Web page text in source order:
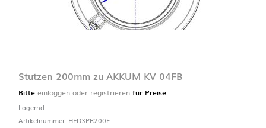
Stutzen 200mm zu AKKUM KV 04FB
Bitte einloggen oder registrieren für Preise
Lagernd
Artikelnummer: HED3PR200F